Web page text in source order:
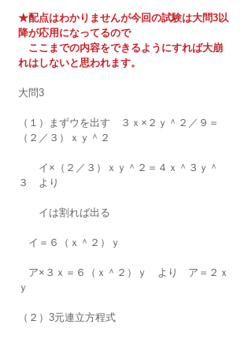
★配点はわかりませんが今回の試験は大問3以
降が応用になってるので
ここまでの内容をできるようにすれば大崩
れはしないと思われます。
大問3
（１）まずウを出す　３ｘ×２ｙ＾２／９＝
（２／３）ｘｙ＾２
イ×（２／３）ｘｙ＾２＝４ｘ＾３ｙ＾
３　より
イは割れば出る
イ＝６（ｘ＾２）ｙ
ア×３ｘ＝６（ｘ＾２）ｙ　より　ア＝２ｘ
ｙ
（２）3元連立方程式